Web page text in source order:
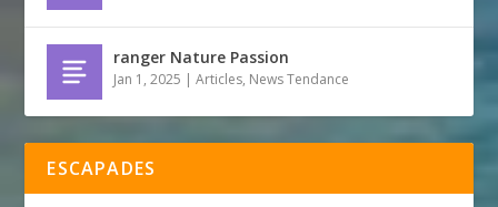
ranger Nature Passion
Jan 1, 2025 |Articles, News Tendance
ESCAPADES